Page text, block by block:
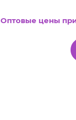
Оптовые цены при